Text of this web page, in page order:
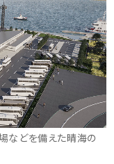
などを備えた晴海の